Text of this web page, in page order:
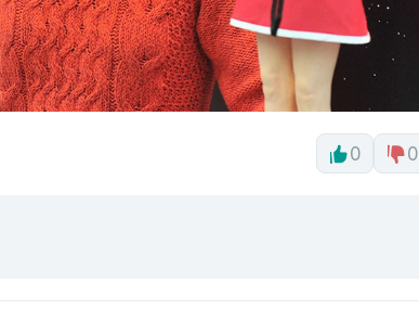
0 0